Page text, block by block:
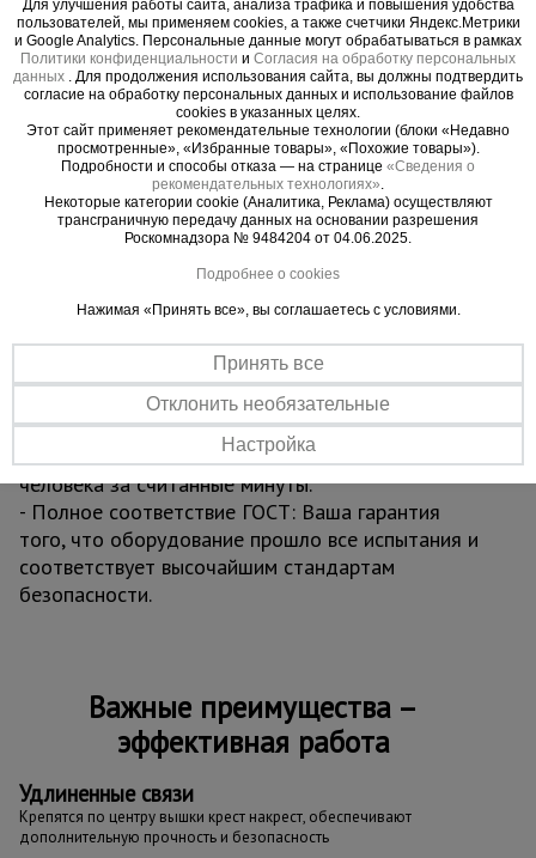
влаги, не скользит и не прогибается. Это ваша
уверенность под ногами.
- Увеличенная грузоподъемность 250 кг:
Позволяет безопасно работать с инструментом,
материалами и вдвоем на секции без малейшего
риска.
4. Долговечность, которая бросает вызов
времени
- Турецкое порошковое покрытие Picante Boya:
Эстетичный и исключительно стойкий барьер
сред. Конструкция сохраняет профессиональный
вид после многих лет интенсивной эксплуатации.
5. Эффективность, экономящая ваше время
- Простая сборка без инструментов: Интуитивная
система «труба в трубу» и надежные флажковые
замки позволяют собрать вышку силами одного
человека за считанные минуты.
- Полное соответствие ГОСТ: Ваша гарантия
того, что оборудование прошло все испытания и
соответствует высочайшим стандартам
безопасности.
Важные преимущества –
эффективная работа
Удлиненные связи
Крепятся по центру вышки крест накрест, обеспечивают
дополнительную прочность и безопасность
Для улучшения работы сайта, анализа трафика и повышения удобства
пользователей, мы применяем cookies, а также счетчики Яндекс.Метрики
и Google Analytics. Персональные данные могут обрабатываться в рамках
Политики конфиденциальности и Согласия на обработку персональных
данных
. Для продолжения использования сайта, вы должны подтвердить
согласие на обработку персональных данных и использование файлов
cookies в указанных целях.
Этот сайт применяет рекомендательные технологии (блоки «Недавно
просмотренные», «Избранные товары», «Похожие товары»).
Подробности и способы отказа — на странице «Сведения о
рекомендательных технологиях»
Некоторые категории cookie (Аналитика, Реклама) осуществляют
трансграничную передачу данных на основании разрешения
Роскомнадзора № 9484204 от 04.06.2025.
Подробнее о cookies
Нажимая «Принять все», вы соглашаетесь с условиями.
Принять все
Отклонить необязательные
Настройка